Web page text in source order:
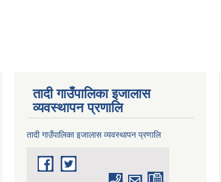
तादी गाउँपालिका इजालास
व्यवस्थापन प्रणालि
तादी गाउँपालिका इजालास व्यवस्थापन प्रणालि